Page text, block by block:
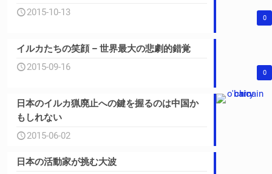
0
2015-10-13
0
イルカたちの笑顔 – 世界最大の悲劇的錯覚
2015-09-16
日本のイルカ猟廃止への鍵を握るのは中国か
もしれない
2015-06-02
日本の活動家が挑む大波